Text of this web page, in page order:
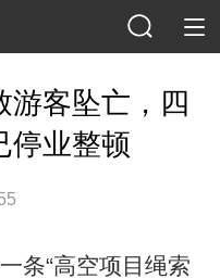
游客坠亡，四
停业整顿
条“高空项目绳索